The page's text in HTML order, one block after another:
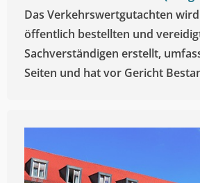
Das Verkehrswertgutachten
öffentlich bestellten und
Sachverständigen erstellt,
Seiten und hat vor Gericht